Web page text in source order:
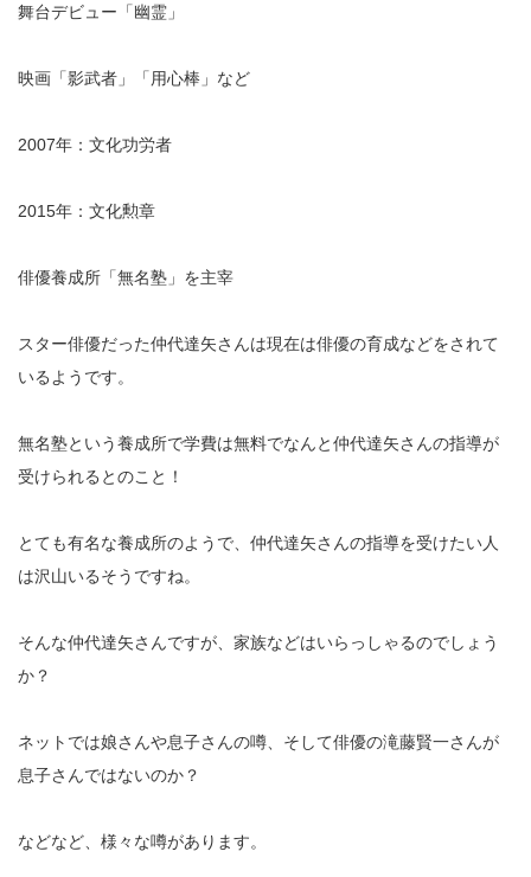
舞台デビュー「幽霊」
映画「影武者」「用心棒」など
2007年：文化功労者
2015年：文化勲章
俳優養成所「無名塾」を主宰
スター俳優だった仲代達矢さんは現在は俳優の育成などをされて
いるようです。
無名塾という養成所で学費は無料でなんと仲代達矢さんの指導が
受けられるとのこと！
とても有名な養成所のようで、仲代達矢さんの指導を受けたい人
は沢山いるそうですね。
そんな仲代達矢さんですが、家族などはいらっしゃるのでしょう
か？
ネットでは娘さんや息子さんの噂、そして俳優の滝藤賢一さんが
息子さんではないのか？
などなど、様々な噂があります。